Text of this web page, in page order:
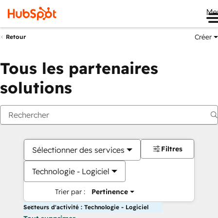
Retour Créer
Tous les partenaires
solutions
Sélectionner des services
Technologie - Logiciel
Trier par : Pertinence
Filtres
Secteurs d'activité : Technologie - Logiciel